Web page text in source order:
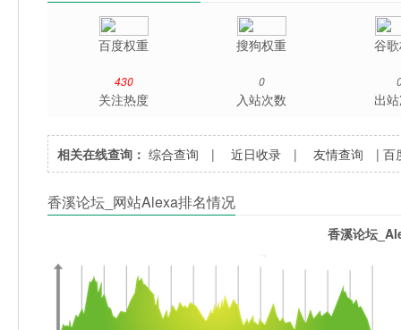
百度权重 搜狗权重 谷
430
关注热度
0
入站次数 出
相关在线查询： 综合查询 |近日收录 |友情查询 |百
香溪论坛_网站Alexa排名情况
香溪论坛